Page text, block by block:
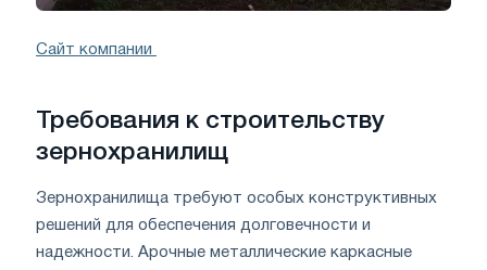
Сайт компании
Требования к строительству
зернохранилищ
Зернохранилища требуют особых конструктивных
решений для обеспечения долговечности и
надежности. Арочные металлические каркасные